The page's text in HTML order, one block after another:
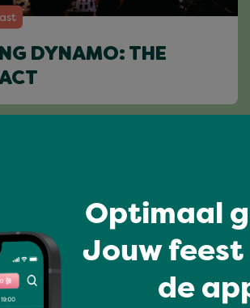
DYNAMO: THE
Optimaal
Jouw
de